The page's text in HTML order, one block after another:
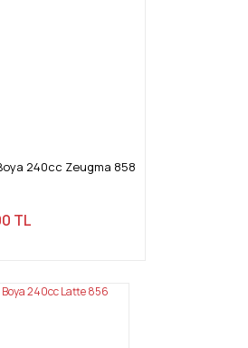
240cc Zeugma 858
TL